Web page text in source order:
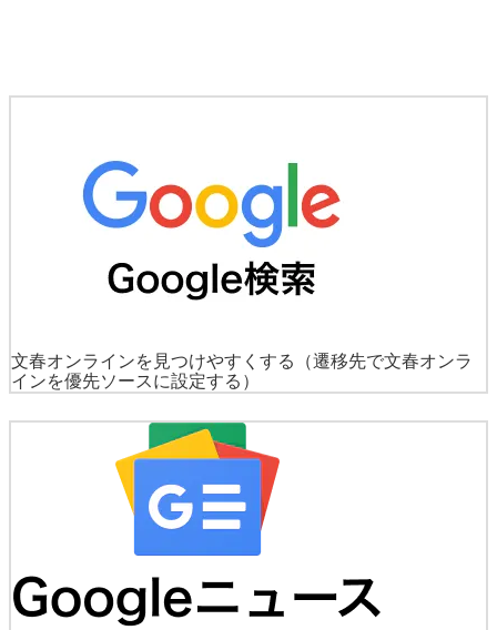
文春オンラインを見つけやすくする
（遷移先で文春オンラ
インを優先ソースに設定する）